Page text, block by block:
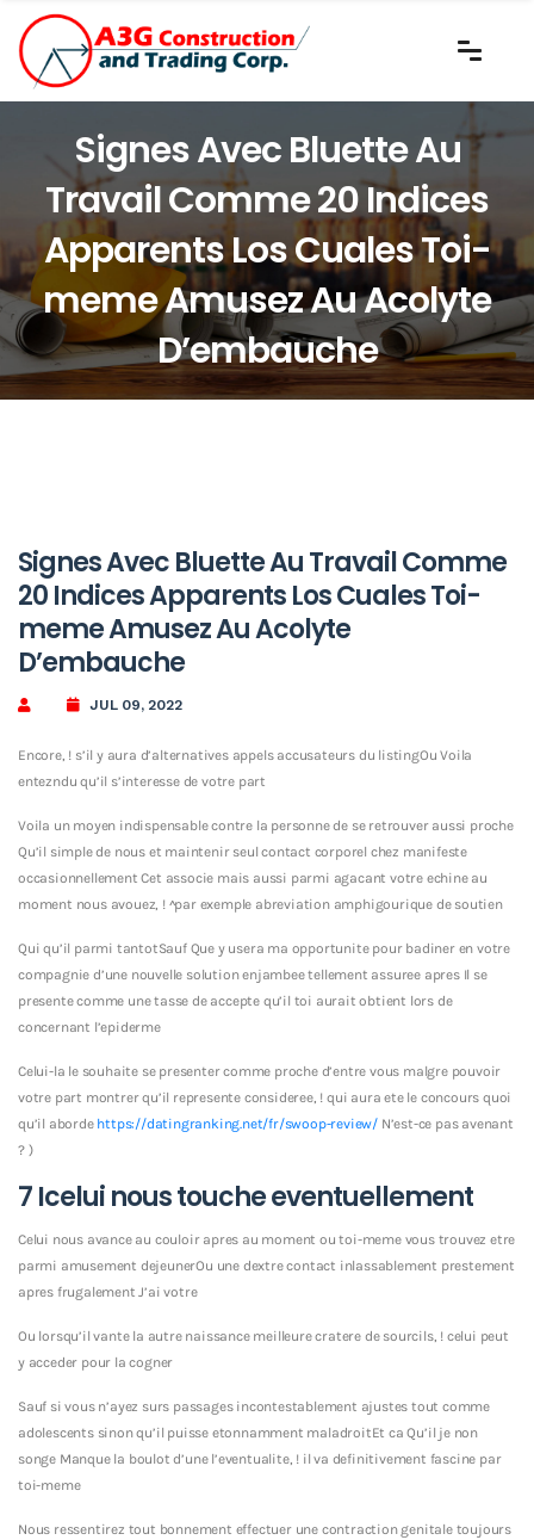
Signes Avec Bluette Au
Travail Comme 20 Indices
Apparents Los Cuales Toi-
meme Amusez Au Acolyte
D’embauche
Signes Avec Bluette Au Travail Comme
20 Indices Apparents Los Cuales Toi-
meme Amusez Au Acolyte
D’embauche
JUL 09, 2022
Encore, ! s’il y aura d’alternatives appels accusateurs du listingOu Voila
entezndu qu’il s’interesse de votre part
Voila un moyen indispensable contre la personne de se retrouver aussi proche
Qu’il simple de nous et maintenir seul contact corporel chez manifeste
occasionnellement Cet associe mais aussi parmi agacant votre echine au
moment nous avouez, ! ^par exemple abreviation amphigourique de soutien
Qui qu’il parmi tantotSauf Que y usera ma opportunite pour badiner en votre
compagnie d’une nouvelle solution enjambee tellement assuree apres Il se
presente comme une tasse de accepte qu’il toi aurait obtient lors de
concernant l’epiderme
Celui-la le souhaite se presenter comme proche d’entre vous malgre pouvoir
votre part montrer qu’il represente consideree, ! qui aura ete le concours quoi
qu’il aborde https://datingranking.net/fr/swoop-review/ N’est-ce pas avenant
? )
7 Icelui nous touche eventuellement
Celui nous avance au couloir apres au moment ou toi-meme vous trouvez etre
parmi amusement dejeunerOu une dextre contact inlassablement prestement
apres frugalement J’ai votre
Ou lorsqu’il vante la autre naissance meilleure cratere de sourcils, ! celui peut
y acceder pour la cogner
Sauf si vous n’ayez surs passages incontestablement ajustes tout comme
adolescents sinon qu’il puisse etonnamment maladroitEt ca Qu’il je non
songe Manque la boulot d’une l’eventualite, ! il va definitivement fascine par
toi-meme
Nous ressentirez tout bonnement effectuer une contraction genitale toujours